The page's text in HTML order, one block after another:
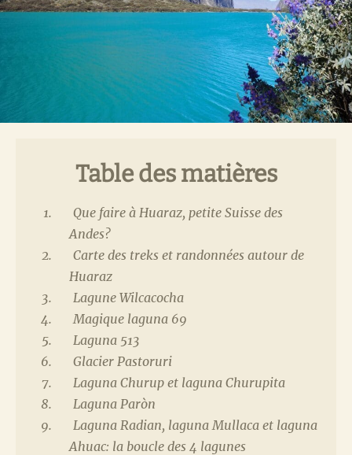
Table des matières
Que faire à Huaraz, petite Suisse des
Andes?
Carte des treks et randonnées autour de
Huaraz
Lagune Wilcacocha
Magique laguna 69
Laguna 513
Glacier Pastoruri
Laguna Churup et laguna Churupita
Laguna Paròn
Laguna Radian, laguna Mullaca et laguna
Ahuac: la boucle des 4 lagunes